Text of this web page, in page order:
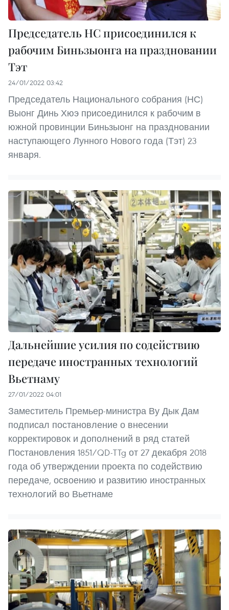
Председатель НС присоединился к
рабочим Биньзыонга на праздновании
Тэт
24/01/2022 03:42
Председатель Национального собрания (НС)
Выонг Динь Хюэ присоединился к рабочим в
южной провинции Биньзыонг на праздновании
наступающего Лунного Нового года (Тэт) 23
января.
Дальнейшие усилия по содействию
передаче иностранных технологий
Вьетнаму
27/01/2022 04:01
Заместитель Премьер-министра Ву Дык Дам
подписал постановление о внесении
корректировок и дополнений в ряд статей
Постановления 1851/QD-TTg от 27 декабря 2018
года об утверждении проекта по содействию
передаче, освоению и развитию иностранных
технологий во Вьетнаме